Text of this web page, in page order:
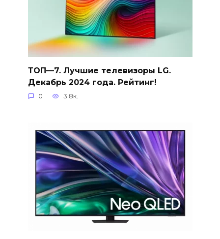
ТОП—7. Лучшие телевизоры LG.
Декабрь 2024 года. Рейтинг!
0 3.8к.